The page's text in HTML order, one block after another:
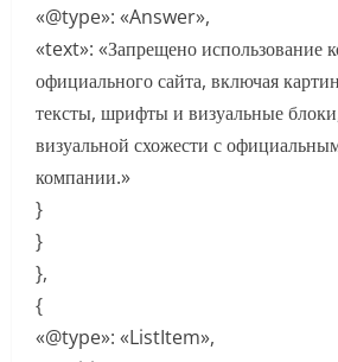
«@type»: «Answer»,
«text»: «Запрещено использование
официального сайта, включая
тексты, шрифты и визуальные
визуальной схожести с
компании.»
}
}
},
{
«@type»: «ListItem»,